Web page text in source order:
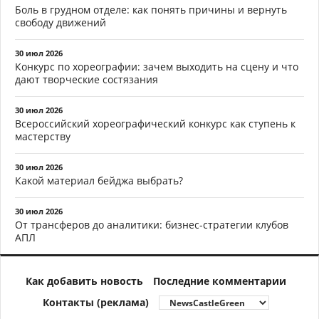
Боль в грудном отделе: как понять причины и вернуть
свободу движений
30 июл 2026
Конкурс по хореографии: зачем выходить на сцену и что
дают творческие состязания
30 июл 2026
Всероссийский хореографический конкурс как ступень к
мастерству
30 июл 2026
Какой материал бейджа выбрать?
30 июл 2026
От трансферов до аналитики: бизнес-стратегии клубов
АПЛ
Как добавить новость
Последние комментарии
Контакты (реклама)